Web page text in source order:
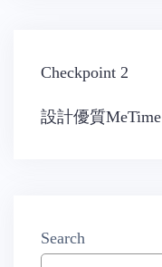
Post
Checkpoint 2
設計優質MeTime
Search